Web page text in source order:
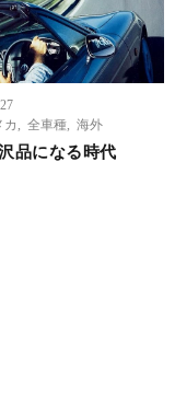
カ 全車種 海外
品になる時代